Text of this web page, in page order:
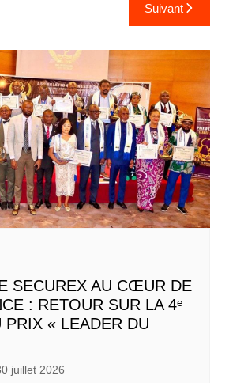
Suivant
SECUREX AU CŒUR DE
: RETOUR SUR LA 4ᵉ
PRIX « LEADER DU
juillet 2026